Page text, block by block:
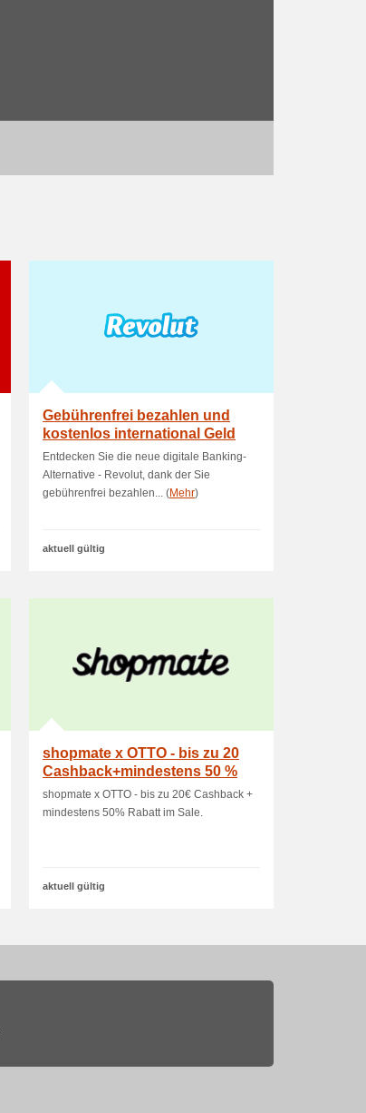
Gebührenfrei bezahlen und
kostenlos international Geld
sende
Entdecken Sie die neue digitale Banking-
Alternative - Revolut, dank der Sie
gebührenfrei bezahlen... (Mehr)
aktuell gültig
shopmate x OTTO - bis zu 20
Cashback+mindestens 50 %
Rabatt im Sale
shopmate x OTTO - bis zu 20€ Cashback +
mindestens 50% Rabatt im Sale.
aktuell gültig